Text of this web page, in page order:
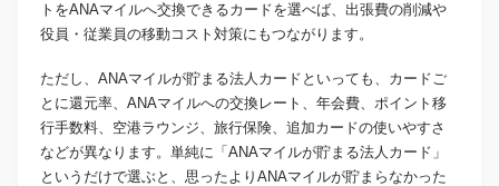
トをANAマイルへ交換できるカードを選べば、出張費の削減や
役員・従業員の移動コスト対策にもつながります。
ただし、ANAマイルが貯まる法人カードといっても、カードご
とに還元率、ANAマイルへの交換レート、年会費、ポイント移
行手数料、空港ラウンジ、旅行保険、追加カードの使いやすさ
などが異なります。単純に「ANAマイルが貯まる法人カード」
というだけで選ぶと、思ったよりANAマイルが貯まらなかった